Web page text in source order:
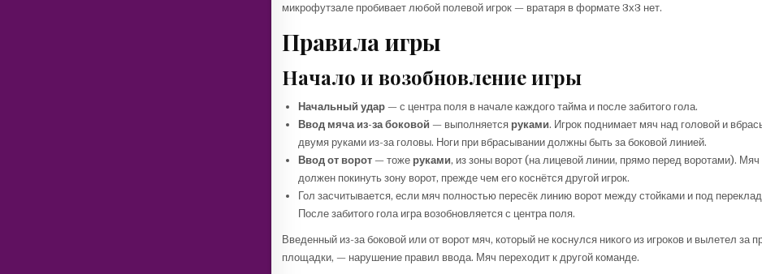
микрофутзале пробивает любой полевой игрок — вратаря в формате 3х3 нет.
Правила игры
Начало и возобновление игры
Начальный удар — с центра поля в начале каждого тайма и после забитого гола.
Ввод мяча из-за боковой — выполняется руками. Игрок поднимает мяч над головой и
двумя руками из-за головы. Ноги при вбрасывании должны быть за боковой линией.
Ввод от ворот — тоже руками, из зоны ворот (на лицевой линии, прямо перед воротами). Мяч
должен покинуть зону ворот, прежде чем его коснётся другой игрок.
Гол засчитывается, если мяч полностью пересёк линию ворот между стойками и под
После забитого гола игра возобновляется с центра поля.
Введенный из-за боковой или от ворот мяч, который не коснулся никого из игроков и вылетел за
площадки, — нарушение правил ввода. Мяч переходит к другой команде.